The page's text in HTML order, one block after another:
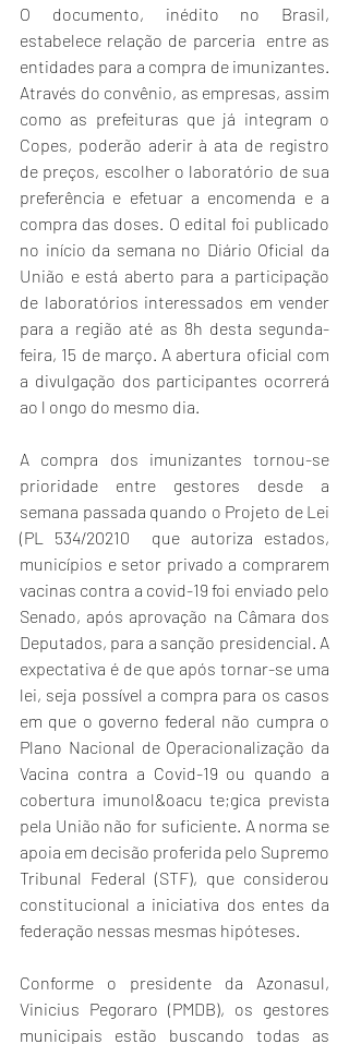
O documento, inédito no Brasil,
estabelece relação de parceria  entre as
entidades para a compra de imunizantes.
Através do convênio, as empresas, assim
como as prefeituras que já integram o
Copes, poderão aderir à ata de registro
de preços, escolher o laboratório de sua
preferência e efetuar a encomenda e a
compra das doses. O edital foi publicado
no início da semana no Diário Oficial da
União e está aberto para a participação
de laboratórios interessados em vender
para a região até as 8h desta segunda-
feira, 15 de março. A abertura oficial com
a divulgação dos participantes ocorrerá
ao l ongo do mesmo dia.
A compra dos imunizantes tornou-se
prioridade entre gestores desde a
semana passada quando o Projeto de Lei
(PL 534/20210  que autoriza estados,
municípios e setor privado a comprarem
vacinas contra a covid-19 foi enviado pelo
Senado, após aprovação na Câmara dos
Deputados, para a sanção presidencial. A
expectativa é de que após tornar-se uma
lei, seja possível a compra para os casos
em que o governo federal não cumpra o
Plano Nacional de Operacionalização da
Vacina contra a Covid-19 ou quando a
cobertura imunol&oacu te;gica prevista
pela União não for suficiente. A norma se
apoia em decisão proferida pelo Supremo
Tribunal Federal (STF), que considerou
constitucional a iniciativa dos entes da
federação nessas mesmas hipóteses.
Conforme o presidente da Azonasul,
Vinicius Pegoraro (PMDB), os gestores
municipais estão buscando todas as